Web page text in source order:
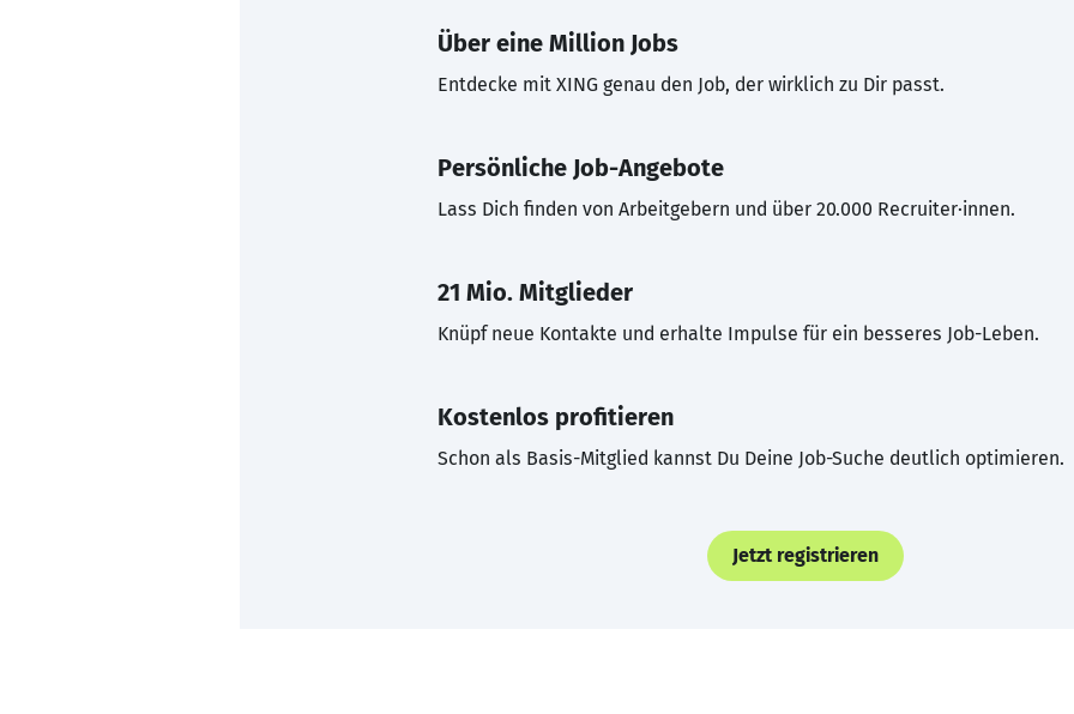
Über eine Million Jobs
Entdecke mit XING genau den Job, der wirklich zu Dir passt.
Persönliche Job-Angebote
Lass Dich finden von Arbeitgebern und über 20.000 Recruiter·innen.
21 Mio. Mitglieder
Knüpf neue Kontakte und erhalte Impulse für ein besseres Job-Leben.
Kostenlos profitieren
Schon als Basis-Mitglied kannst Du Deine Job-Suche deutlich optimieren.
Jetzt registrieren